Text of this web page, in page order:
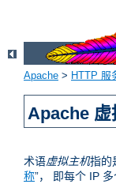
Apache > HTTP 服
Apache 虚
术语虚拟主机指的
称”， 即每个 IP